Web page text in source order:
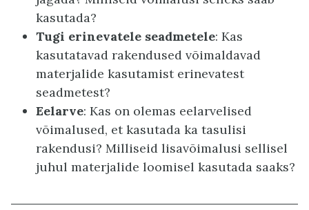
kasutada?
Tugi erinevatele seadmetele: Kas
kasutatavad rakendused võimaldavad
materjalide kasutamist erinevatest
seadmetest?
Eelarve: Kas on olemas eelarvelised
võimalused, et kasutada ka tasulisi
rakendusi? Milliseid lisavõimalusi sellisel
juhul materjalide loomisel kasutada saaks?